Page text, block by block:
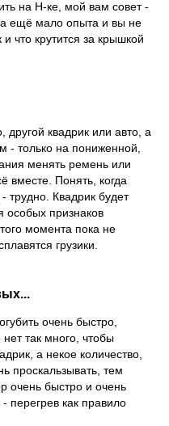
на H-ке, мой вам совет -
ещё мало опыта и вы не
что крутится за крышкой
квадрик или авто, а
- только на пониженной,
менять ремень или
вместе. Понять, когда
трудно. Квадрик будет
особых признаков
момента пока не
грузики.
очень быстро,
так много, чтобы
а некое количество,
проскальзывать, тем
очень быстро и очень
перегрев как правило